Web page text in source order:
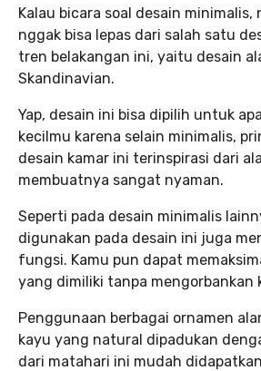
Kalau bicara soal desain minimalis,
nggak bisa lepas dari salah satu
tren belakangan ini, yaitu desain
Skandinavian.
Yap, desain ini bisa dipilih untuk
kecilmu karena selain minimalis,
desain kamar ini terinspirasi dari
membuatnya sangat nyaman.
Seperti pada desain minimalis
digunakan pada desain ini juga
fungsi. Kamu pun dapat
yang dimiliki tanpa mengorbankan
Penggunaan berbagai ornamen
kayu yang natural dipadukan
dari matahari ini mudah